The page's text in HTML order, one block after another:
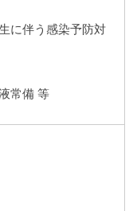
に伴う感染予防対
常備 等